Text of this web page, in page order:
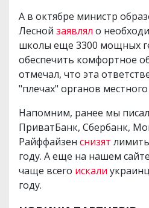
А в октябре министр
Лесной заявлял о
школы еще 3300 мощных
обеспечить комфортное
отмечал, что эта
"плечах" органов
Напомним, ранее мы
ПриватБанк, Сбербанк,
Райффайзен снизят
году. А еще на нашем
чаще всего искали
году.